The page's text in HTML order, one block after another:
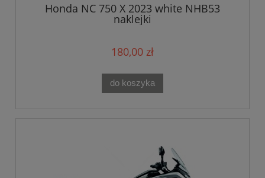
Honda NC 750 X 2023 white NHB53
naklejki
180,00 zł
do koszyka